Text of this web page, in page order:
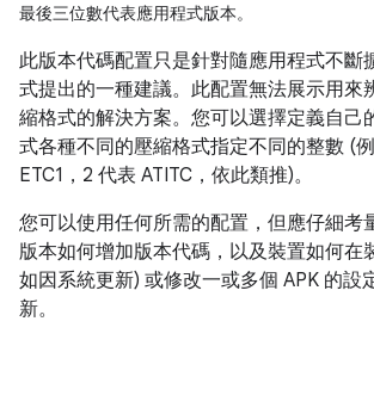
最後三位數代表應用程式版本。
此版本代碼配置只是針對隨應用程式不斷
式提出的一種建議。此配置無法展示用來
縮格式的解決方案。您可以選擇定義自己
式各種不同的壓縮格式指定不同的整數 (
ETC1，2 代表 ATITC，依此類推)。
您可以使用任何所需的配置，但應仔細考
版本如何增加版本代碼，以及裝置如何在
如因系統更新) 或修改一或多個 APK 的設
新。